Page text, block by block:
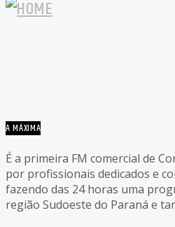
A MÁXIMA
É a primeira FM comercial de
por profissionais dedicados e
fazendo das 24 horas uma
região Sudoeste do Paraná e